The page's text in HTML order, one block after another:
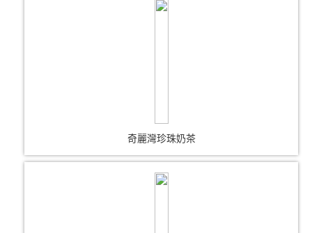
奇麗灣珍珠奶茶